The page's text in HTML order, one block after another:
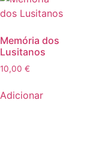
Memória dos
Lusitanos
10,00 €
Adicionar